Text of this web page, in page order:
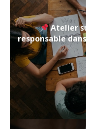
Atelier
responsable